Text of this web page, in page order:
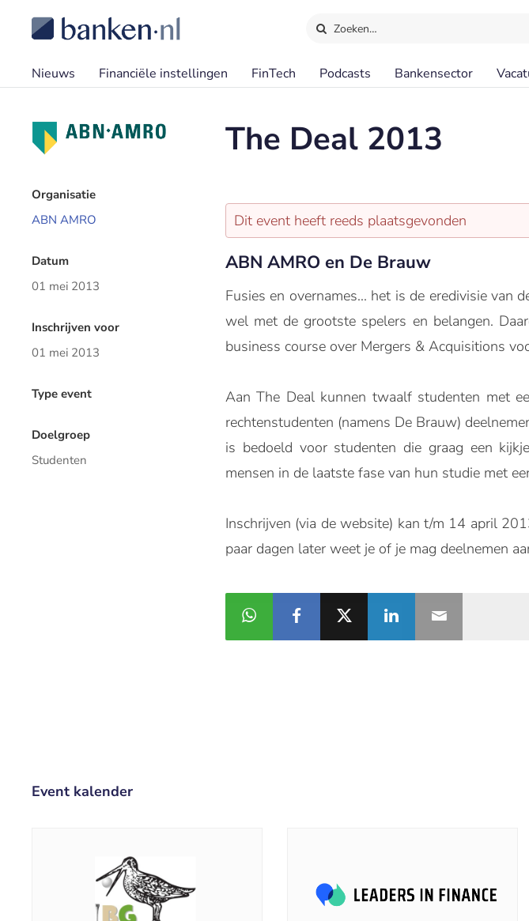
Zoeken…
Nieuws Financiële instellingen FinTech Podcasts Bankensector
The Deal 2013
Organisatie
ABN AMRO
Datum
01 mei 2013
Inschrijven voor
01 mei 2013
Type event
Doelgroep
Studenten
Dit event heeft reeds plaatsgevonden
ABN AMRO en De Brauw
Fusies en overnames... het is de eredivisie van
wel met de grootste spelers en belangen.
business course over Mergers & Acquisitions
Aan The Deal kunnen twaalf studenten met
rechtenstudenten (namens De Brauw)
is bedoeld voor studenten die graag een
mensen in de laatste fase van hun studie met
Inschrijven (via de website) kan t/m 14 april
paar dagen later weet je of je mag deelnemen
Event kalender